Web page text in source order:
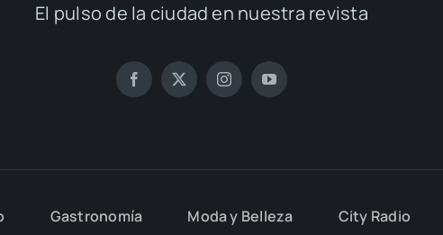
El pul­so de la ciu­dad en nues­tra revis­ta
Gas­tro­no­mía Moda y Belle­za City Radio